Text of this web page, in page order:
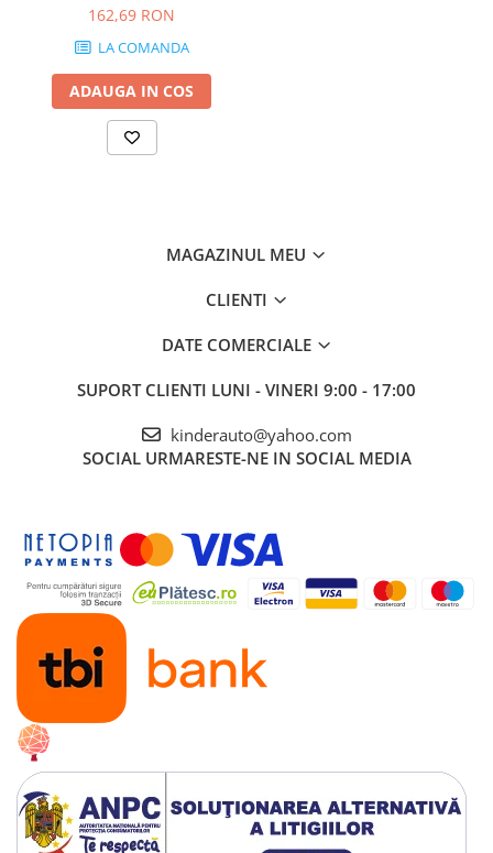
162,69 RON
LA COMANDA
ADAUGA IN COS
MAGAZINUL MEU
CLIENTI
DATE COMERCIALE
SUPORT CLIENTI LUNI - VINERI 9:00 - 17:00
kinderauto@yahoo.com
SOCIAL URMARESTE-NE IN SOCIAL MEDIA